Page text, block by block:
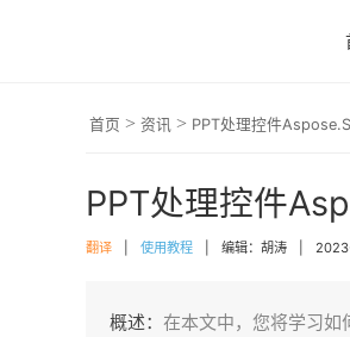
首页 > 资讯 > PPT处理控件
PPT处理控件
翻译 使用教程 编辑：胡涛
概述： 在本文中，您将学习如